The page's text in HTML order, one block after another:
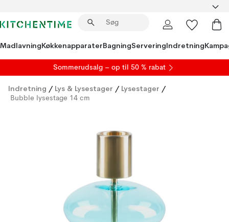
MadlavningKøkkenapparaterBagningServeringIndretning
Sommerudsalg – op til 50 % rabat
Indretning / Lys & Lysestager / Lysestager /
Bubble lysestage 14 cm